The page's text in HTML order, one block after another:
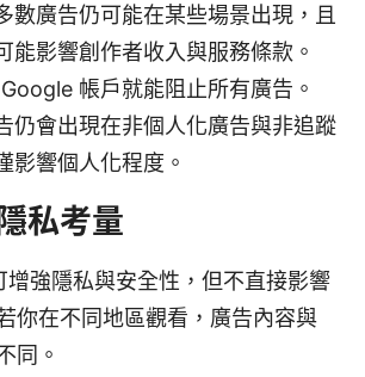
數廣告仍可能在某些場景出現，且
能影響創作者收入與服務條款。
帳戶就能阻止所有廣告。
仍會出現在非個人化廣告與非追蹤
影響個人化程度。
私考量
增強隱私與安全性，但不直接影響
你在不同地區觀看，廣告內容與
同。